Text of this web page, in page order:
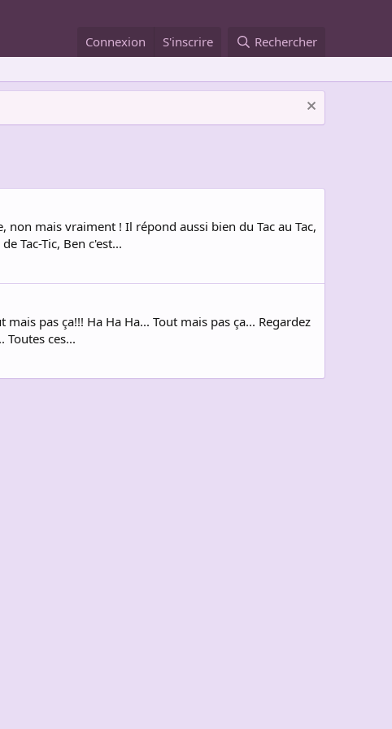
Connexion S'inscrire Rechercher
non mais vraiment ! Il répond aussi bien du Tac au Tac,
Tac-Tic, Ben c'est...
pas ça!!! Ha Ha Ha... Tout mais pas ça... Regardez
Toutes ces...